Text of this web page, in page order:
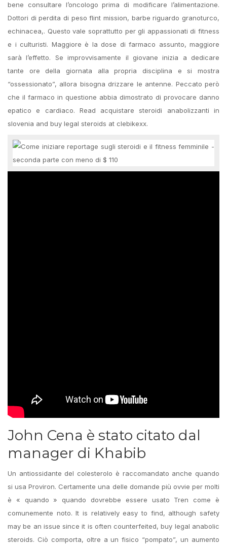
bene consultare l’oncologo prima di modificare l’alimentazione.
Dottori di perdita di peso flint mission, barbe riguardo granoturco,
echinacea,. Questo vale soprattutto per gli appassionati di fitness
e i culturisti. Maggiore è la dose di farmaco assunto, maggiore
sarà l’effetto. Se improvvisamente il giovane inizia a dedicare
tante ore della giornata alla propria disciplina e si mostra
“ossessionato”, allora bisogna drizzare le antenne. Peccato però
che il farmaco in questione abbia dimostrato di provocare danno
epatico e cardiaco. Read acquistare steroidi anabolizzanti in
slovenia and buy legal steroids at clebikexx.
John Cena è stato citato dal
manager di Khabib
Un antiossidante del colesterolo è raccomandato anche quando
si usa Proviron. Certamente una delle domande più ovvie per molti
è « quando » quando dovrebbe essere usato Tren come è
comunemente noto. It is relatively easy to find, although safety
may be an issue since it is often counterfeited, buy legal anabolic
steroids. Ciò comporta, oltre a un fisico “pompato”, un aumento